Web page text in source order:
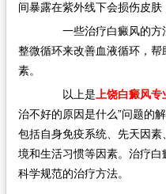
间暴露在紫外线下会损伤皮肤
一些治疗白癜风的方
整微循环来改善血液循环，
素。
以上是上饶白癜风专
治不好的原因是什么”问题的
包括自身免疫系统、先天因
境和生活习惯等因素。治疗
科学规范的治疗方法。